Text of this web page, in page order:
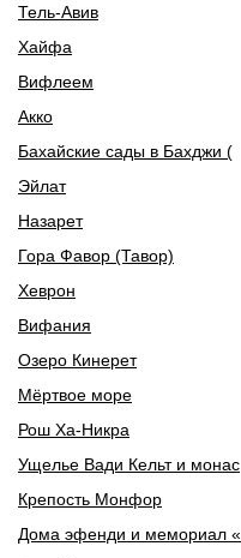
Тель-Авив
Хайфа
Вифлеем
Акко
Бахайские сады в Бахджи (
Эйлат
Назарет
Гора Фавор (Тавор)
Хеврон
Вифания
Озеро Кинерет
Мёртвое море
Рош Ха-Никра
Ущелье Вади Кельт и монас
Крепость Монфор
Дома эфенди и мемориал «